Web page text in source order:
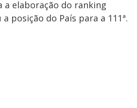
a elaboração do ranking
posição do País para a 111ª.